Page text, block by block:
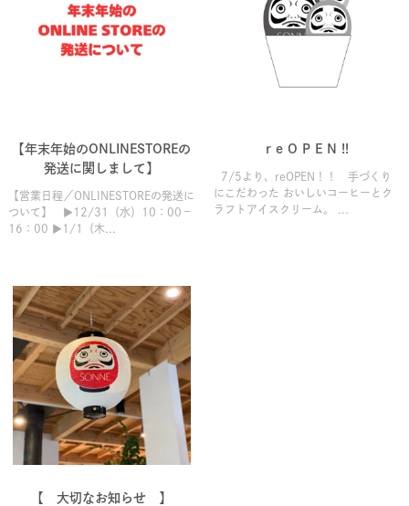
【年末年始のONLINESTOREの
発送に関しまして】
【営業日程／ONLINESTOREの発送に
ついて】 ▶12/31（水）10：00－
16：00 ▶1/1（木...
r e O P E N !!
7/5より、reOPEN！！ 手づくり
にこだわった おいしいコーヒーとク
ラフトアイスクリーム。 ...
【 大切なお知らせ 】